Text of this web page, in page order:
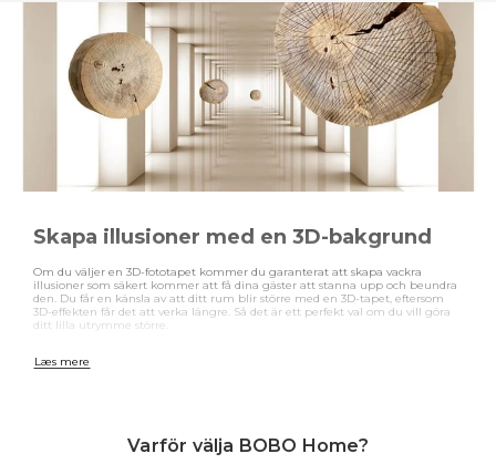
Skapa illusioner med en 3D-bakgrund
Om du väljer en 3D-fototapet kommer du garanterat att skapa vackra
illusioner som säkert kommer att få dina gäster att stanna upp och beundra
den. Du får en känsla av att ditt rum blir större med en 3D-tapet, eftersom
3D-effekten får det att verka längre. Så det är ett perfekt val om du vill göra
ditt lilla utrymme större.
Olika motiv
geometriskt och grafiskt i coola färger som matchar den mer minimalistiska
Læs mere
Varför välja BOBO Home?